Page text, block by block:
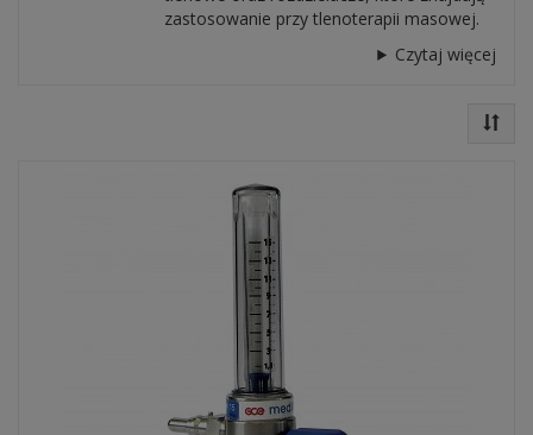
zastosowanie przy tlenoterapii masowej.
Czytaj więcej